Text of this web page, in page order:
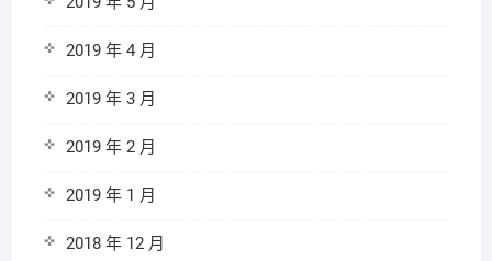
2019 年 4 月
2019 年 3 月
2019 年 2 月
2019 年 1 月
2018 年 12 月